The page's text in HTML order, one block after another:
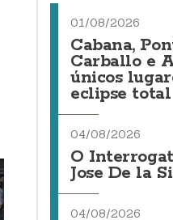
01/08/2026
Cabana,
Carballo e
únicos
eclipse
04/08/2026
O
Jose De la
04/08/2026